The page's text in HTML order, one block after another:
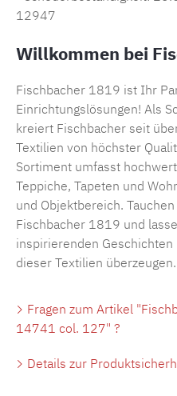
12947
Willkommen bei
Fischbacher 1819 ist Ihr
Einrichtungslösungen! Als
kreiert Fischbacher seit
Textilien von höchster
Sortiment umfasst
Teppiche, Tapeten und
und Objektbereich.
Fischbacher 1819 und
inspirierenden
dieser Textilien überzeugen.
Fragen zum Artikel
14741 col. 127" ?
Details zur